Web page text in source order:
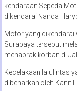
kendaraan Sepeda
dikendarai Nanda
Motor yang dikendarai
Surabaya tersebut
menabrak korban di
Kecelakaan lalulintas
dibenarkan oleh Kanit